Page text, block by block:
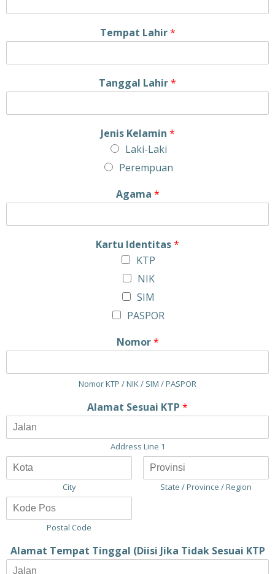
Tempat Lahir*
Tanggal Lahir*
Jenis Kelamin *
Laki-Laki
Perempuan
Agama *
Kartu Identitas*
KTP
NIK
SIM
PASPOR
Nomor*
Nomor KTP / NIK / SIM / PASPOR
Alamat Sesuai KTP *
Address Line 1
City State / Province / Region
Postal Code
Alamat Tempat Tinggal (Diisi Jika Tidak Sesuai KTP